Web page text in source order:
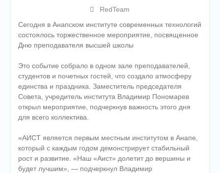
RedTeam
Сегодня в Анапском институте современных технологий
состоялось торжественное мероприятие, посвященное
Дню преподавателя высшей школы
Это событие собрало в одном зале преподавателей,
студентов и почетных гостей, что создало атмосферу
единства и праздника. Заместитель председателя
Совета, учредитель института Владимир Пономарев
открыл мероприятие, подчеркнув важность этого дня
для всего коллектива.
«АИСТ является первым местным институтом в Анапе,
который с каждым годом демонстрирует стабильный
рост и развитие. «Наш «Аист» долетит до вершины и
будет лучшим», — подчеркнул Владимир